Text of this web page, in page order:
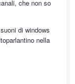
che non so
di windows
nella